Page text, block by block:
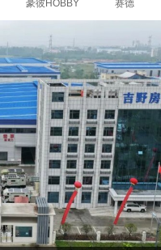
豪彼HOBBY 赛德